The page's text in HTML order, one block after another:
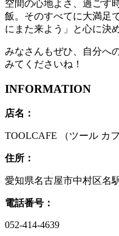
空間の心地よさ、過ごす
飯。そのすべてに大満足
にまた来よう」と心に決
みなさんもぜひ、自分へ
みてくださいね！
INFORMATION
店名：
TOOLCAFE （ツール カ
住所：
愛知県名古屋市中村区名
電話番号：
052-414-4639